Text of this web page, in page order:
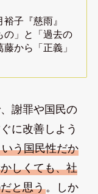
裕子『慈雨』
の」と「過去の
から「正義」
謝罪や国民の
に改善しよう
う国民性だか
しくても、社
と思う。しか